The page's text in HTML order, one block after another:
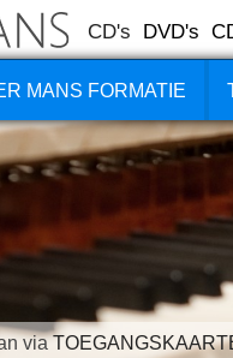
CD's DVD's
MANS FORMATIE
via